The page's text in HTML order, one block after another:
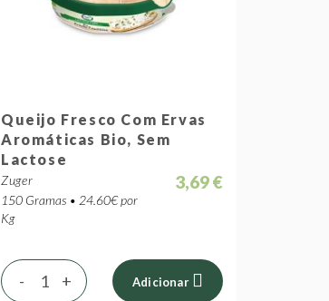
Queijo Fresco Com Ervas
Aromáticas Bio, Sem
Lactose
Zuger
150 Gramas • 24.60€ por
Kg
3,69 €
+
- Adicionar